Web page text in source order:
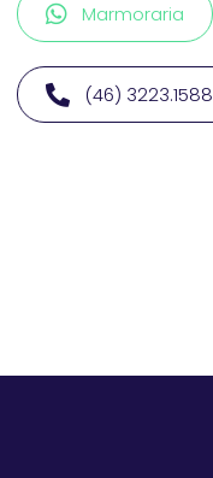
Marmoraria
(46) 3223.1588